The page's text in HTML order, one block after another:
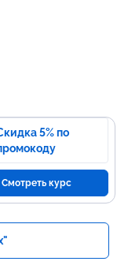
5% по
Смотреть курс